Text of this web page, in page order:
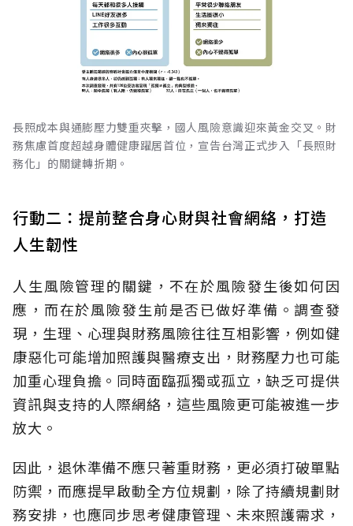
長照成本與通膨壓力雙重夾擊，國人風險意識迎來黃金交叉。財
務焦慮首度超越身體健康躍居首位，宣告台灣正式步入「長照財
務化」的關鍵轉折期。
行動二：提前整合身心財與社會網絡，打造
人生韌性
人生風險管理的關鍵，不在於風險發生後如何因
應，而在於風險發生前是否已做好準備。調查發
現，生理、心理與財務風險往往互相影響，例如健
康惡化可能增加照護與醫療支出，財務壓力也可能
加重心理負擔。同時面臨孤獨或孤立，缺乏可提供
資訊與支持的人際網絡，這些風險更可能被進一步
放大。
因此，退休準備不應只著重財務，更必須打破單點
防禦，而應提早啟動全方位規劃，除了持續規劃財
務安排，也應同步思考健康管理、未來照護需求，